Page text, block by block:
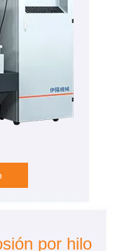
por hilo